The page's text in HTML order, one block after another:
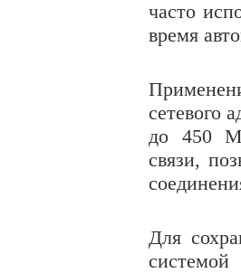
часто
время
сетевого
до 450
связи,
Для